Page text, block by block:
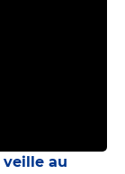
veille au